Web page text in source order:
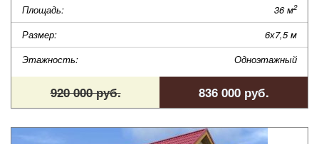
Площадь: 36 м2
Размер:
6х7,5 м
Этажность:
Одноэтажный
920 000 руб. 836 000 руб.